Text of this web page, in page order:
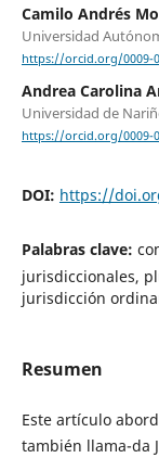
Camilo Andrés
Universidad
https://orcid.org/0009-
Andrea Carolina
Universidad de
https://orcid.org/0009-
DOI: https://
Palabras clave:
jurisdiccionales,
jurisdicción
Resumen
Este artículo
también llama-da